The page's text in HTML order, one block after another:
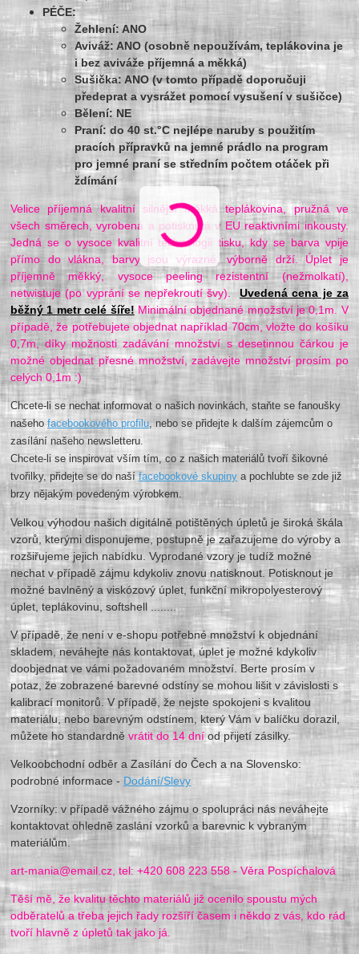
PÉČE:
Žehlení: ANO
Aviváž: ANO (osobně nepoužívám, teplákovina je
i bez aviváže příjemná a měkká)
Sušička: ANO (v tomto případě doporučuji
předeprat a vysrážet pomocí vysušení v sušičce)
Bělení: NE
Praní: do 40 st.°C nejlépe naruby s použitím
pracích přípravků na jemné prádlo na program
pro jemné praní se středním počtem otáček při
ždímání
Velice příjemná kvalitní silnější měkká teplákovina, pružná ve
všech směrech, vyrobená a potisknutá v EU reaktivními inkousty.
Jedná se o vysoce kvalitní technologii tisku, kdy se barva vpije
přímo do vlákna, barvy jsou výrazné, výborně drží. Úplet je
příjemně měkký, vysoce peeling rezistentní (nežmolkatí),
netwistuje (po vyprání se nepřekroutí švy).Uvedená cena je za
běžný 1 metr celé šíře! Minimální objednané množství je 0,1m. V
případě, že potřebujete objednat například 70cm, vložte do košíku
0,7m, díky možnosti zadávání množství s desetinnou čárkou je
možné objednat přesné množství, zadávejte množství prosím po
celých 0,1m :)
Chcete-li se nechat informovat o našich novinkách, staňte se fanoušky
našehofacebookového profilu, nebo se přidejte k dalším zájemcům o
zasílání našeho newsletteru.
Chcete-li se inspirovat vším tím, co z našich materiálů tvoří šikovné
tvořilky, přidejte se do našífacebookové skupiny a pochlubte se zde již
brzy nějakým povedeným výrobkem.
Velkou výhodou našich digitálně potištěných úpletů je široká škála
vzorů, kterými disponujeme, postupně je zařazujeme do výroby a
rozšiřujeme jejich nabídku. Vyprodané vzory je tudíž možné
nechat v případě zájmu kdykoliv znovu natisknout. Potisknout je
možné bavlněný a viskózový úplet, funkční mikropolyesterový
úplet, teplákovinu, softshell ........
V případě, že není v e-shopu potřebné množství k objednání
skladem, neváhejte nás kontaktovat, úplet je možné kdykoliv
doobjednat ve vámi požadovaném množství. Berte prosím v
potaz, že zobrazené barevné odstíny se mohou lišit v závislosti s
kalibrací monitorů. V případě, že nejste spokojeni s kvalitou
materiálu, nebo barevným odstínem, který Vám v balíčku dorazil,
můžete ho standardněvrátit do 14 dníod přijetí zásilky.
Velkoobchodní odběr a Zasílání do Čech a na Slovensko:
podrobné informace - Dodání/Slevy
Vzorníky: v případě vážného zájmu o spolupráci nás neváhejte
kontaktovat ohledně zaslání vzorků a barevnic k vybraným
materiálům.
art-mania@email.cz, tel: +420 608 223 558 - Věra Pospíchalová
Těší mě, že kvalitu těchto materiálů již ocenilo spoustu mých
odběratelů a třeba jejich řady rozšíří časem i někdo z vás, kdo rád
tvoří hlavně z úpletů tak jako já.